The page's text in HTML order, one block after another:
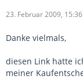
23. Februar 2009, 15:36
Danke vielmals,
diesen Link hatte
meiner